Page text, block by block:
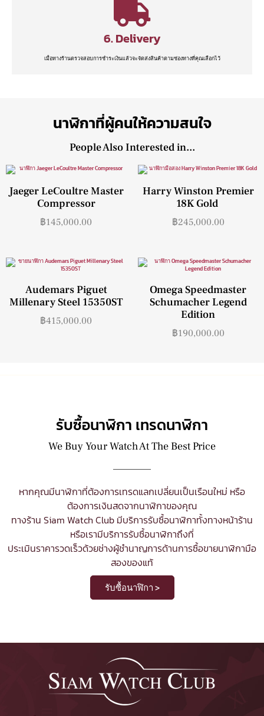
6. Delivery
เมื่อทางร้านตรวจสอบการชำระเงินแล้วจะจัดส่งสินค้าตามช่องทางที่คุณเลือกไว้
นาฬิกาที่ผู้คนให้ความสนใจ
People Also Interested in...
Jaeger LeCoultre Master
Compressor
฿145,000.00
Harry Winston Premier
18K Gold
฿245,000.00
Audemars Piguet
Millenary Steel 15350ST
฿415,000.00
Omega Speedmaster
Schumacher Legend
Edition
฿190,000.00
รับซื้อนาฬิกา เทรดนาฬิกา
We Buy Your Watch At The Best Price
หากคุณมีนาฬิกาที่ต้องการเทรดแลกเปลี่ยนเป็นเรือนใหม่ หรือ
ต้องการเงินสดจากนาฬิกาของคุณ
ทางร้าน Siam Watch Club มีบริการรับซื้อนาฬิกาทั้งทางหน้าร้าน
หรือเรามีบริการรับซื้อนาฬิกาถึงที่
ประเมินราคารวดเร็วด้วยช่างผู้ชำนาญการด้านการซื้อขายนาฬิกามือ
สองของแท้
รับซื้อนาฬิกา >